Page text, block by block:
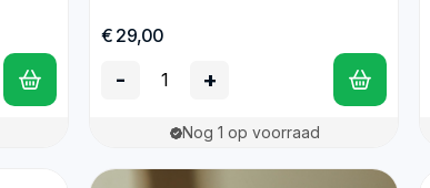
€ 29,00
- +
Nog 1 op voorraad